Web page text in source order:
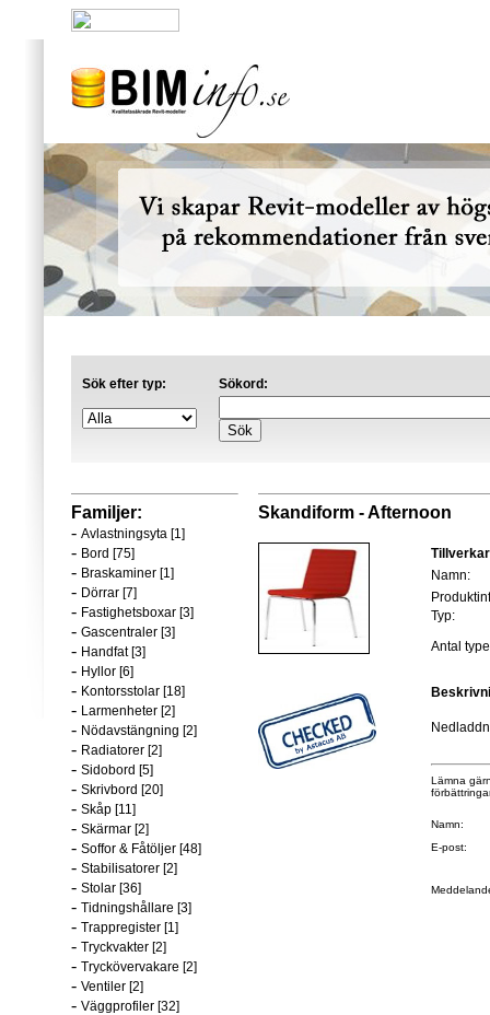
Sök efter typ: Sökord:
Familjer:
- Avlastningsyta [1]
- Bord [75]
- Braskaminer [1]
- Dörrar [7]
- Fastighetsboxar [3]
- Gascentraler [3]
- Handfat [3]
- Hyllor [6]
- Kontorsstolar [18]
- Larmenheter [2]
- Nödavstängning [2]
- Radiatorer [2]
- Sidobord [5]
- Skrivbord [20]
- Skåp [11]
- Skärmar [2]
- Soffor & Fåtöljer [48]
- Stabilisatorer [2]
- Stolar [36]
- Tidningshållare [3]
- Trappregister [1]
- Tryckvakter [2]
- Tryckövervakare [2]
- Ventiler [2]
- Väggprofiler [32]
Skandiform - Afternoon
Namn:
Typ:
Antal
Lämna
Namn:
E-post: